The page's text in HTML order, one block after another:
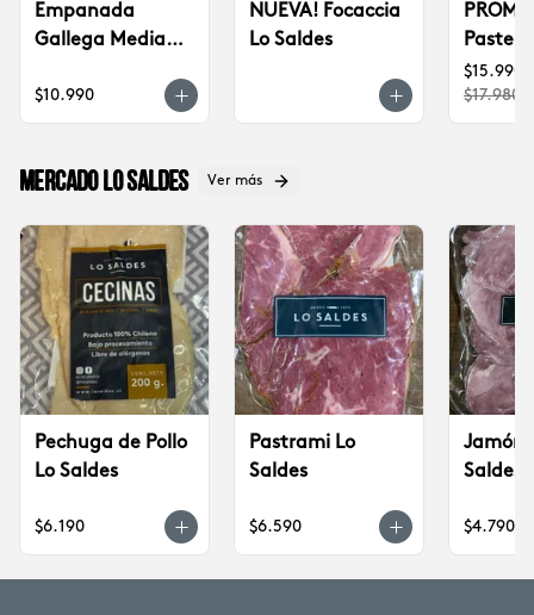
Empanada
Gallega Mediana
domingo)
$10.990
NUEVA! Focaccia
Lo Saldes
Pastel
(2u)
$15.990
$17.980
Mercado Lo Saldes Ver más
Pechuga de Pollo
Lo Saldes
$6.190
Pastrami Lo
Saldes
$6.590
Jamón
Saldes
$4.790